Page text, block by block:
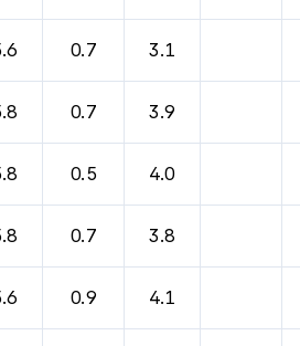
0.7 3.1
0.7 3.9
0.5 4.0
0.7 3.8
0.9 4.1